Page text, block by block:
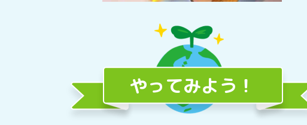
やってみよう！